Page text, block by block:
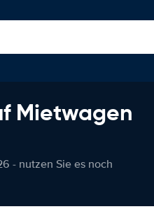
Mietwagen
- nutzen Sie es noch